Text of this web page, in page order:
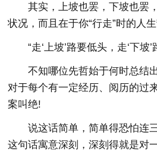
其实，上坡也罢，下坡也罢
状况，而且在于你“行走”时的人生
“走‘上坡’路要低头，走‘下坡
不知哪位先哲始于何时总结
对于每个有一定经历、阅历的过
案叫绝!
说这话简单，简单得恐怕连
这句话寓意深刻，深刻得就是对